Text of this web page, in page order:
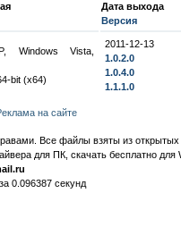
Дата выхода
Версия
Windows Vista,
bit (x64)
2011-12-13
1.0.2.0
1.0.4.0
1.1.1.0
на сайте
Все файлы взяты из открытых
для ПК, скачать бесплатно для
0.096387 секунд